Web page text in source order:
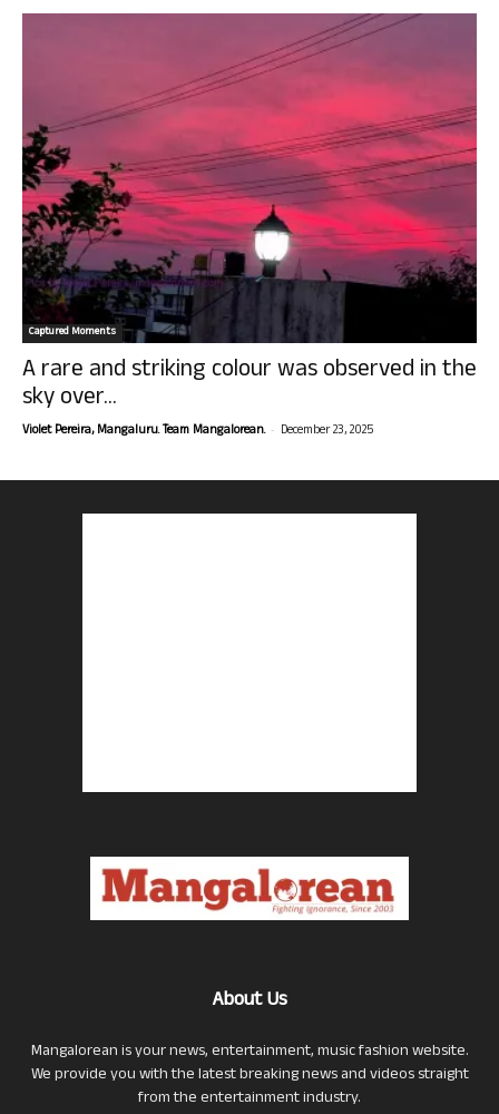
Captured Moments
A rare and striking colour was observed in the
sky over...
Violet Pereira, Mangaluru. Team Mangalorean. - December 23, 2025
About Us
Mangalorean is your news, entertainment, music fashion website.
We provide you with the latest breaking news and videos straight
from the entertainment industry.